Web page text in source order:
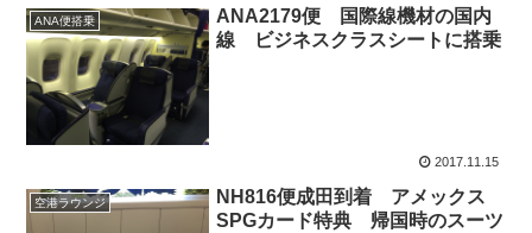
ANA便搭乗
ANA2179便 国際線機材の国内
線 ビジネスクラスシートに搭乗
2017.11.15
空港ラウンジ
NH816便成田到着 アメックス
SPGカード特典 帰国時のスーツ